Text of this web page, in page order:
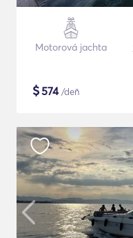
Motorová jachta
$574/deň